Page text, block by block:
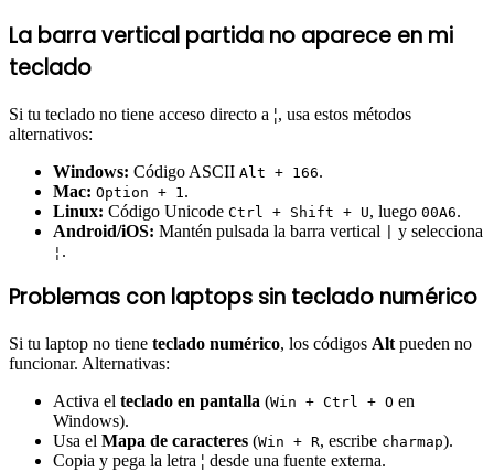
La barra vertical partida no aparece en mi
teclado
Si tu teclado no tiene acceso directo a ¦, usa estos métodos
alternativos:
Windows: Código ASCII Alt + 166.
Mac: Option + 1 .
Linux: Código Unicode Ctrl + Shift + U, luego 00A6.
Android/iOS: Mantén pulsada la barra vertical y selecciona
¦ .
Problemas con laptops sin teclado numérico
Si tu laptop no tiene teclado numérico, los códigos Alt pueden no
funcionar. Alternativas:
Activa el teclado en pantalla (Win + Ctrl + O en
Windows).
Usa el Mapa de caracteres (Win + R, escribe charmap).
Copia y pega la letra ¦ desde una fuente externa.